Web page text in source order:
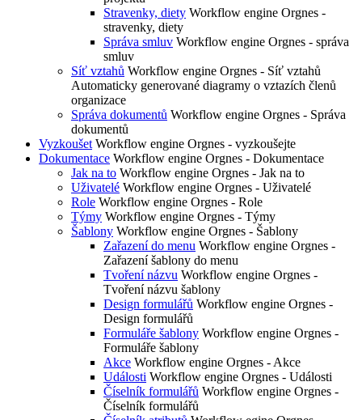
Stravenky, diety Workflow engine Orgnes -
stravenky, diety
Správa smluv Workflow engine Orgnes - správa
smluv
Síť vztahů Workflow engine Orgnes - Síť vztahů
Automaticky generované diagramy o vztazích členů
organizace
Správa dokumentů Workflow engine Orgnes - Správa
dokumentů
Vyzkoušet Workflow engine Orgnes - vyzkoušejte
Dokumentace Workflow engine Orgnes - Dokumentace
Jak na to Workflow engine Orgnes - Jak na to
Uživatelé Workflow engine Orgnes - Uživatelé
Role Workflow engine Orgnes - Role
Týmy Workflow engine Orgnes - Týmy
Šablony Workflow engine Orgnes - Šablony
Zařazení do menu Workflow engine Orgnes -
Zařazení šablony do menu
Tvoření názvu Workflow engine Orgnes -
Tvoření názvu šablony
Design formulářů Workflow engine Orgnes -
Design formulářů
Formuláře šablony Workflow engine Orgnes -
Formuláře šablony
Akce Workflow engine Orgnes - Akce
Události Workflow engine Orgnes - Události
Číselník formulářů Workflow engine Orgnes -
Číselník formulářů